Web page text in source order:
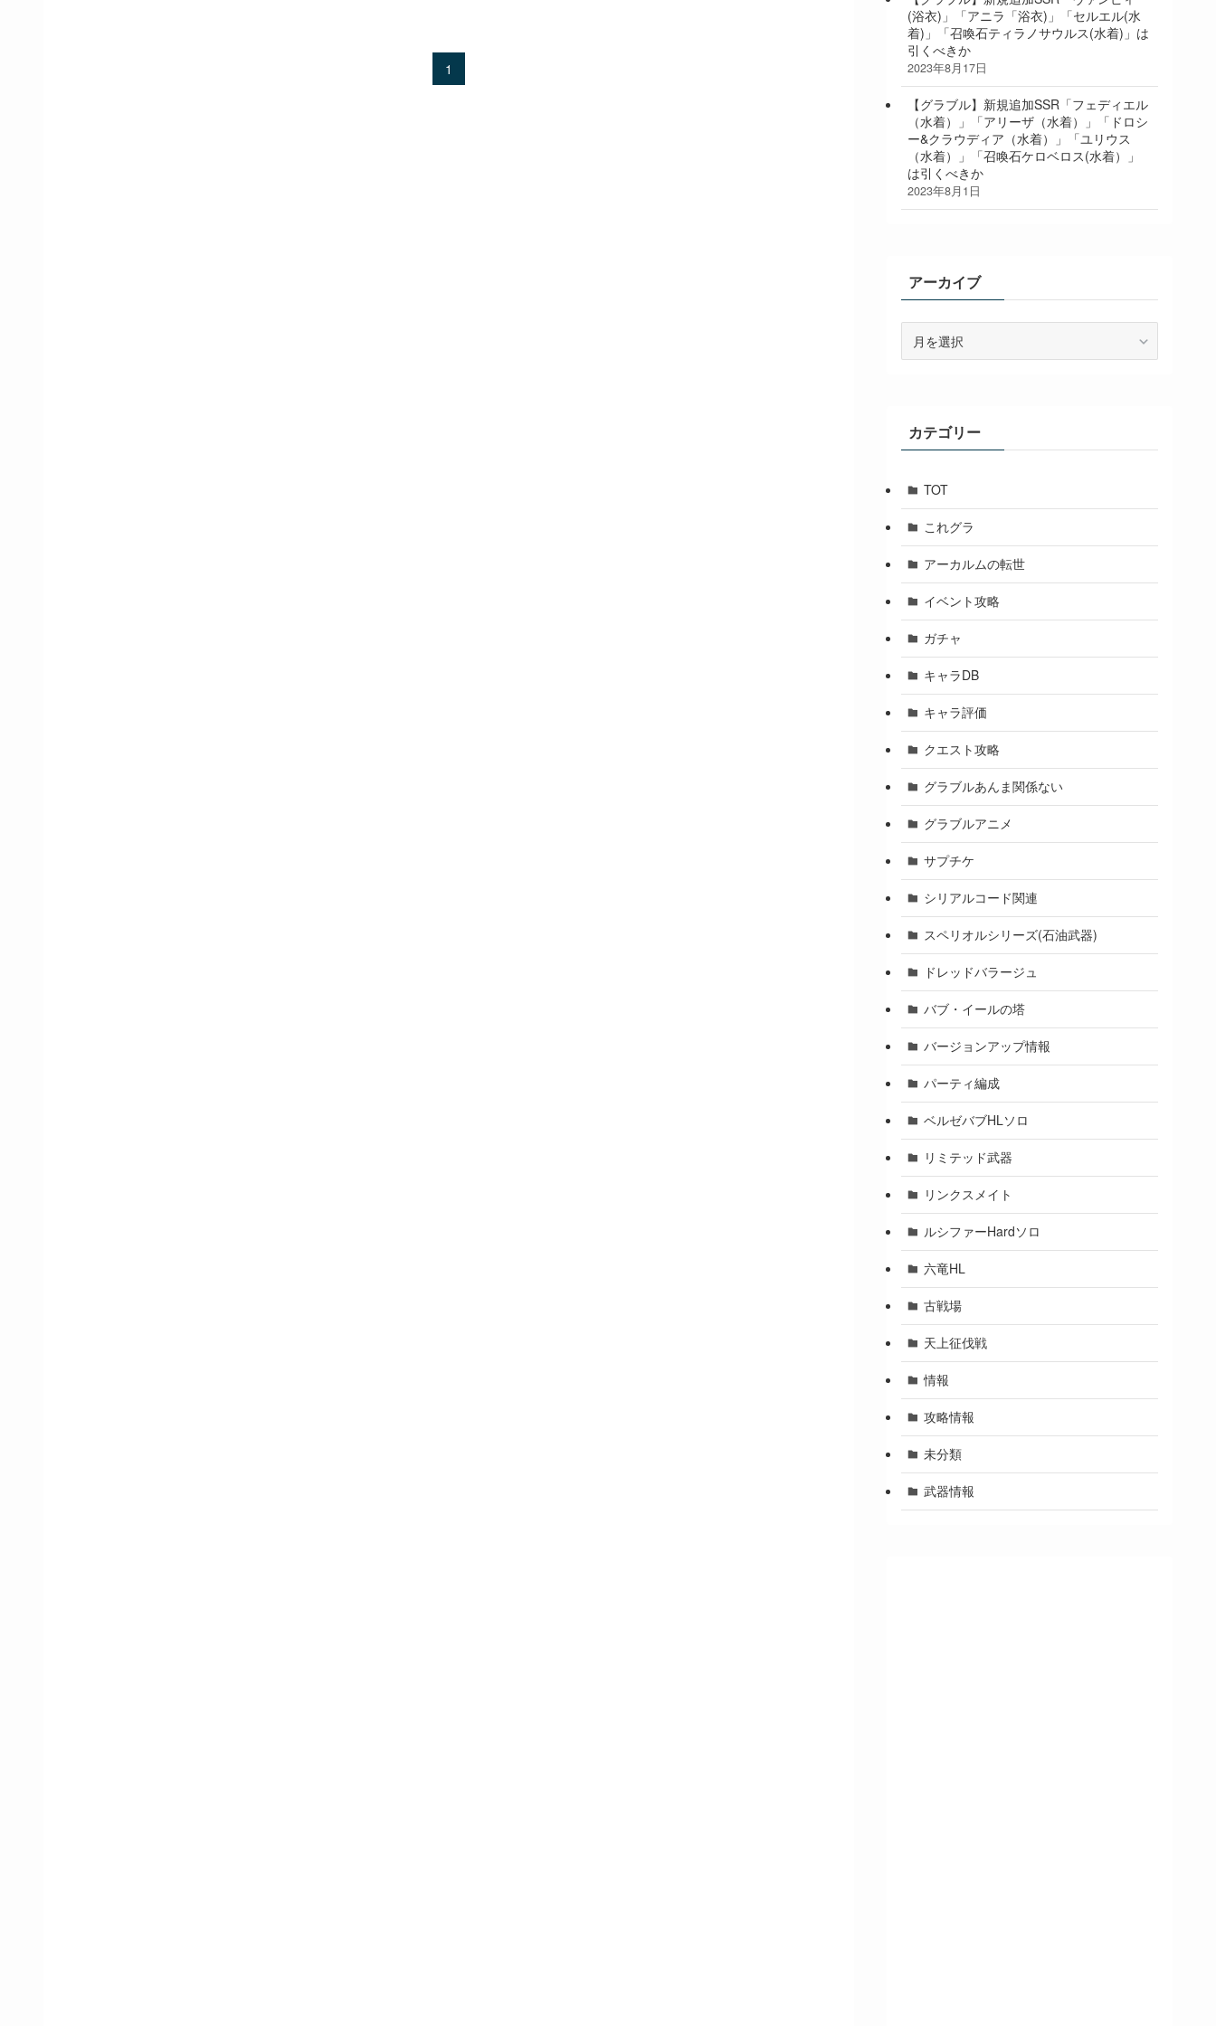
1
(浴衣)」「アニラ「浴衣)」「セルエル(水
着)」「召喚石ティラノサウルス(水着)」は
引くべきか
2023年8月17日
【グラブル】新規追加SSR「フェディエル
（水着）」「アリーザ（水着）」「ドロシ
ー&クラウディア（水着）」「ユリウス
（水着）」「召喚石ケロベロス(水着）」
は引くべきか
2023年8月1日
アーカイブ
カテゴリー
TOT
これグラ
アーカルムの転世
イベント攻略
ガチャ
キャラDB
キャラ評価
クエスト攻略
グラブルあんま関係ない
グラブルアニメ
サプチケ
シリアルコード関連
スペリオルシリーズ(石油武器)
ドレッドバラージュ
バブ・イールの塔
バージョンアップ情報
パーティ編成
ベルゼバブHLソロ
リミテッド武器
リンクスメイト
ルシファーHardソロ
六竜HL
古戦場
天上征伐戦
情報
攻略情報
未分類
武器情報